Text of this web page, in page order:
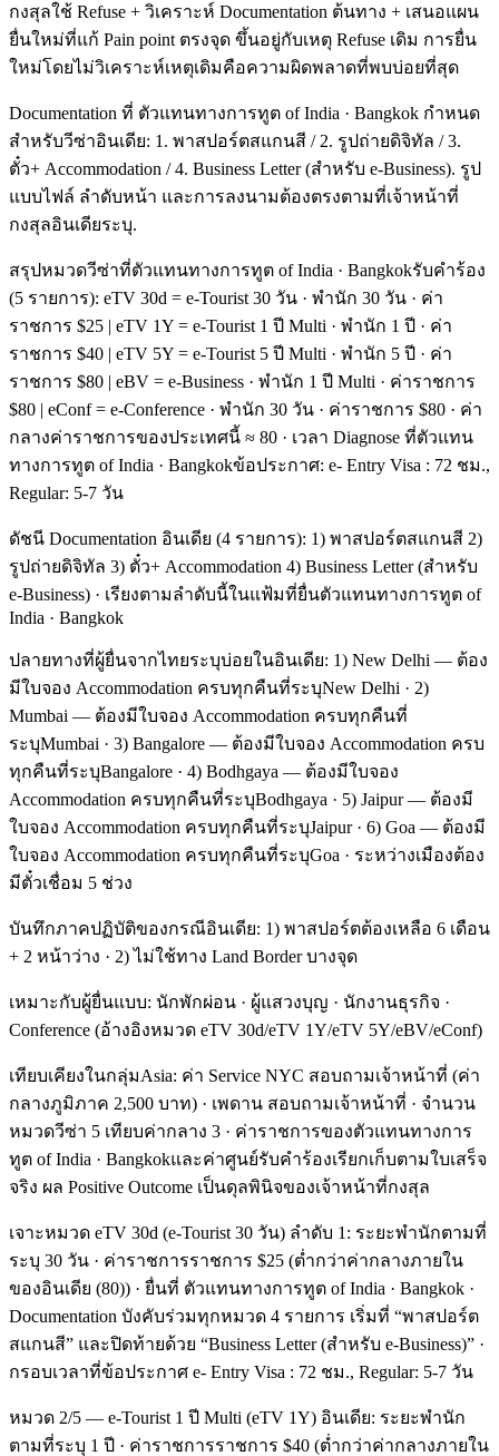
กงสุลใช้ Refuse + วิเคราะห์ Documentation ต้นทาง + เสนอแผน
ยื่นใหม่ที่แก้ Pain point ตรงจุด ขึ้นอยู่กับเหตุ Refuse เดิม การยื่น
ใหม่โดยไม่วิเคราะห์เหตุเดิมคือความผิดพลาดที่พบบ่อยที่สุด
Documentation ที่ ตัวแทนทางการทูต of India · Bangkok กำหนด
สำหรับวีซ่าอินเดีย: 1. พาสปอร์ตสแกนสี / 2. รูปถ่ายดิจิทัล / 3.
ตั๋ว+ Accommodation / 4. Business Letter (สำหรับ e-Business). รูป
แบบไฟล์ ลำดับหน้า และการลงนามต้องตรงตามที่เจ้าหน้าที่
กงสุลอินเดียระบุ.
สรุปหมวดวีซ่าที่ตัวแทนทางการทูต of India · Bangkokรับคำร้อง
(5 รายการ): eTV 30d = e-Tourist 30 วัน · พำนัก 30 วัน · ค่า
ราชการ $25 | eTV 1Y = e-Tourist 1 ปี Multi · พำนัก 1 ปี · ค่า
ราชการ $40 | eTV 5Y = e-Tourist 5 ปี Multi · พำนัก 5 ปี · ค่า
ราชการ $80 | eBV = e-Business · พำนัก 1 ปี Multi · ค่าราชการ
$80 | eConf = e-Conference · พำนัก 30 วัน · ค่าราชการ $80 · ค่า
กลางค่าราชการของประเทศนี้ ≈ 80 · เวลา Diagnose ที่ตัวแทน
ทางการทูต of India · Bangkokข้อประกาศ: e- Entry Visa : 72 ชม.,
Regular: 5-7 วัน
ดัชนี Documentation อินเดีย (4 รายการ): 1) พาสปอร์ตสแกนสี 2)
รูปถ่ายดิจิทัล 3) ตั๋ว+ Accommodation 4) Business Letter (สำหรับ
e-Business) · เรียงตามลำดับนี้ในแฟ้มที่ยื่นตัวแทนทางการทูต of
India · Bangkok
ปลายทางที่ผู้ยื่นจากไทยระบุบ่อยในอินเดีย: 1) New Delhi — ต้อง
มีใบจอง Accommodation ครบทุกคืนที่ระบุNew Delhi · 2)
Mumbai — ต้องมีใบจอง Accommodation ครบทุกคืนที่
ระบุMumbai · 3) Bangalore — ต้องมีใบจอง Accommodation ครบ
ทุกคืนที่ระบุBangalore · 4) Bodhgaya — ต้องมีใบจอง
Accommodation ครบทุกคืนที่ระบุBodhgaya · 5) Jaipur — ต้องมี
ใบจอง Accommodation ครบทุกคืนที่ระบุJaipur · 6) Goa — ต้องมี
ใบจอง Accommodation ครบทุกคืนที่ระบุGoa · ระหว่างเมืองต้อง
มีตั๋วเชื่อม 5 ช่วง
บันทึกภาคปฏิบัติของกรณีอินเดีย: 1) พาสปอร์ตต้องเหลือ 6 เดือน
+ 2 หน้าว่าง · 2) ไม่ใช้ทาง Land Border บางจุด
เหมาะกับผู้ยื่นแบบ: นักพักผ่อน · ผู้แสวงบุญ · นักงานธุรกิจ ·
Conference (อ้างอิงหมวด eTV 30d/eTV 1Y/eTV 5Y/eBV/eConf)
เทียบเคียงในกลุ่มAsia: ค่า Service NYC สอบถามเจ้าหน้าที่ (ค่า
กลางภูมิภาค 2,500 บาท) · เพดาน สอบถามเจ้าหน้าที่ · จำนวน
หมวดวีซ่า 5 เทียบค่ากลาง 3 · ค่าราชการของตัวแทนทางการ
ทูต of India · Bangkokและค่าศูนย์รับคำร้องเรียกเก็บตามใบเสร็จ
จริง ผล Positive Outcome เป็นดุลพินิจของเจ้าหน้าที่กงสุล
เจาะหมวด eTV 30d (e-Tourist 30 วัน) ลำดับ 1: ระยะพำนักตามที่
ระบุ 30 วัน · ค่าราชการราชการ $25 (ต่ำกว่าค่ากลางภายใน
ของอินเดีย (80)) · ยื่นที่ ตัวแทนทางการทูต of India · Bangkok ·
Documentation บังคับร่วมทุกหมวด 4 รายการ เริ่มที่ “พาสปอร์ต
สแกนสี” และปิดท้ายด้วย “Business Letter (สำหรับ e-Business)” ·
กรอบเวลาที่ข้อประกาศ e- Entry Visa : 72 ชม., Regular: 5-7 วัน
หมวด 2/5 — e-Tourist 1 ปี Multi (eTV 1Y) อินเดีย: ระยะพำนัก
ตามที่ระบุ 1 ปี · ค่าราชการราชการ $40 (ต่ำกว่าค่ากลางภายใน